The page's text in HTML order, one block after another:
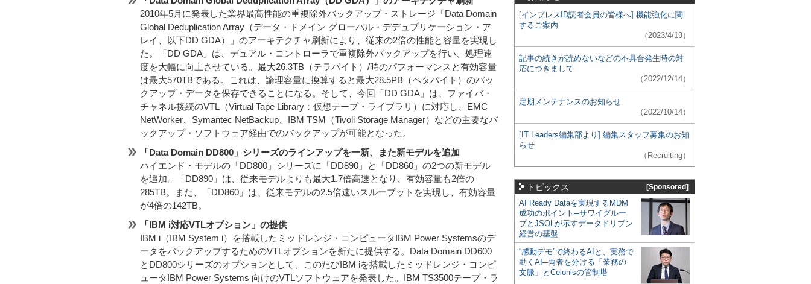
2010年5月に発表した業界最高性能の重複除外バックアップ・ストレージ「Data Domain
Global Deduplication Array（データ・ドメイン グローバル・デデュプリケーション・ア
レイ、以下DD GDA）」のアーキテクチャ刷新により、従来の2倍の性能と容量を実現し
た。「DD GDA」は、デュアル・コントローラで重複除外バックアップを行い、処理速
度を大幅に向上させている。最大26.3TB（テラバイト）/時のパフォーマンスと有効容量
は最大570TBである。これは、論理容量に換算すると最大28.5PB（ペタバイト）のバッ
クアップ・データを保存できることになる。そして、今回「DD GDA」は、ファイバ・
チャネル接続のVTL（Virtual Tape Library：仮想テープ・ライブラリ）に対応し、EMC
NetWorker、Symantec NetBackup、IBM TSM（Tivoli Storage Manager）などの主要なバ
ックアップ・ソフトウェア経由でのバックアップが可能となった。
「Data Domain DD800」シリーズのラインアップを一新、また新モデルを追加
ハイエンド・モデルの「DD800」シリーズに「DD890」と「DD860」の2つの新モデル
を追加。「DD890」は、従来モデルよりも最大1.7倍高速となり、有効容量も2倍の
285TB。また、「DD860」は、従来モデルの2.5倍速いスループットを実現し、有効容量
が4倍の142TB。
「IBM i対応VTLオプション」の提供
IBM i（IBM System i）を搭載したミッドレンジ・コンピュータIBM Power Systemsのデ
ータをバックアップするためのVTLオプションを新たに提供する。Data Domain DD600
とDD800シリーズのオプションとして、このたびIBM iを搭載したミッドレンジ・コンピ
ュータIBM Power Systems 向けのVTLソフトウェアを発表した。IBM TS3500テープ・ラ
[インプレスID読者会員の皆様へ] 機能強化に関
するご案内
（2023/4/19）
記事の続きが読めないなどの不具合発生時の対
応につきまして
（2022/12/14）
定期メンテナンスのお知らせ
（2022/10/14）
[IT Leaders編集部より] 編集スタッフ募集のお知
らせ
（Recruiting）
トピックス [Sponsored]
AI Ready Dataを実現するMDM
成功のポイント─サワイグルー
プとJSOLが示すデータドリブン
経営の基盤
“感動デモ”で終わるAIと、実務で
動くAI─両者を分ける「業務の
文脈」とCelonisの管制塔